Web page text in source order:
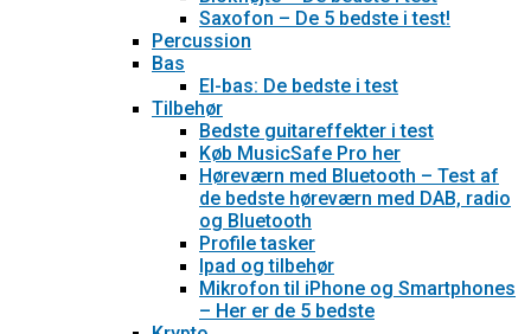
Saxofon – De 5 bedste i test!
Percussion
Bas
El-bas: De bedste i test
Tilbehør
Bedste guitareffekter i test
Køb MusicSafe Pro her
Høreværn med Bluetooth – Test af
de bedste høreværn med DAB, radio
og Bluetooth
Profile tasker
Ipad og tilbehør
Mikrofon til iPhone og Smartphones
– Her er de 5 bedste